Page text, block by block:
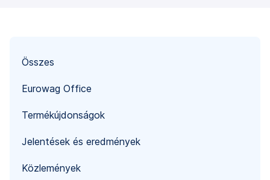
Összes
Eurowag Office
Termékújdonságok
Jelentések és eredmények
Közlemények